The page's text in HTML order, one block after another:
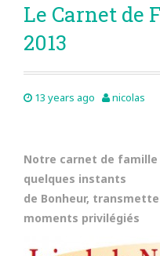
Le Carnet de
2013
13 years ago nicolas
Notre carnet de
quelques instants
de Bonheur,
moments privilégiés